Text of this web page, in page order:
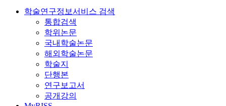
학술연구정보서비스 검색
통합검색
학위논문
국내학술논문
해외학술논문
학술지
단행본
연구보고서
공개강의